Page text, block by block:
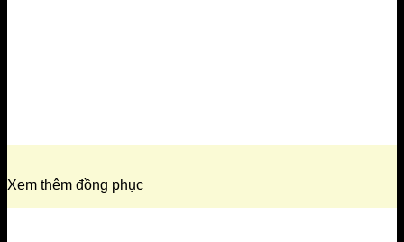
Xem thêm đồng phục